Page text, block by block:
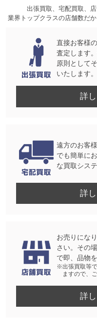
出張買取、宅配買取、
業界トップクラスの店舗数だ
直接お客様
査定します
原則として
いたします。
詳
遠方のお客
でも簡単に
な買取シス
詳
お売りにな
さい。その
で即、品物
※出張買取等
ますので、
詳